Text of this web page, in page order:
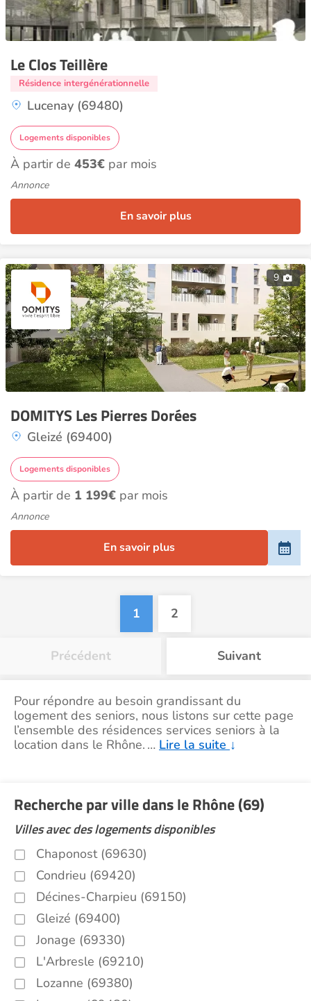
Le Clos Teillère
Résidence intergénérationnelle
Lucenay (69480)
Logements disponibles
À partir de 453€ par mois
Annonce
En savoir plus
9
DOMITYS Les Pierres Dorées
Gleizé (69400)
Logements disponibles
À partir de 1 199€ par mois
Annonce
En savoir plus
1 2
Précédent Suivant
Pour répondre au besoin grandissant du
logement des seniors, nous listons sur cette page
l’ensemble des résidences services seniors à la
location dans le Rhône. … Lire la suite ↓
Recherche par ville dans le Rhône (69)
Villes avec des logements disponibles
Chaponost (69630)
Condrieu (69420)
Décines-Charpieu (69150)
Gleizé (69400)
Jonage (69330)
L'Arbresle (69210)
Lozanne (69380)